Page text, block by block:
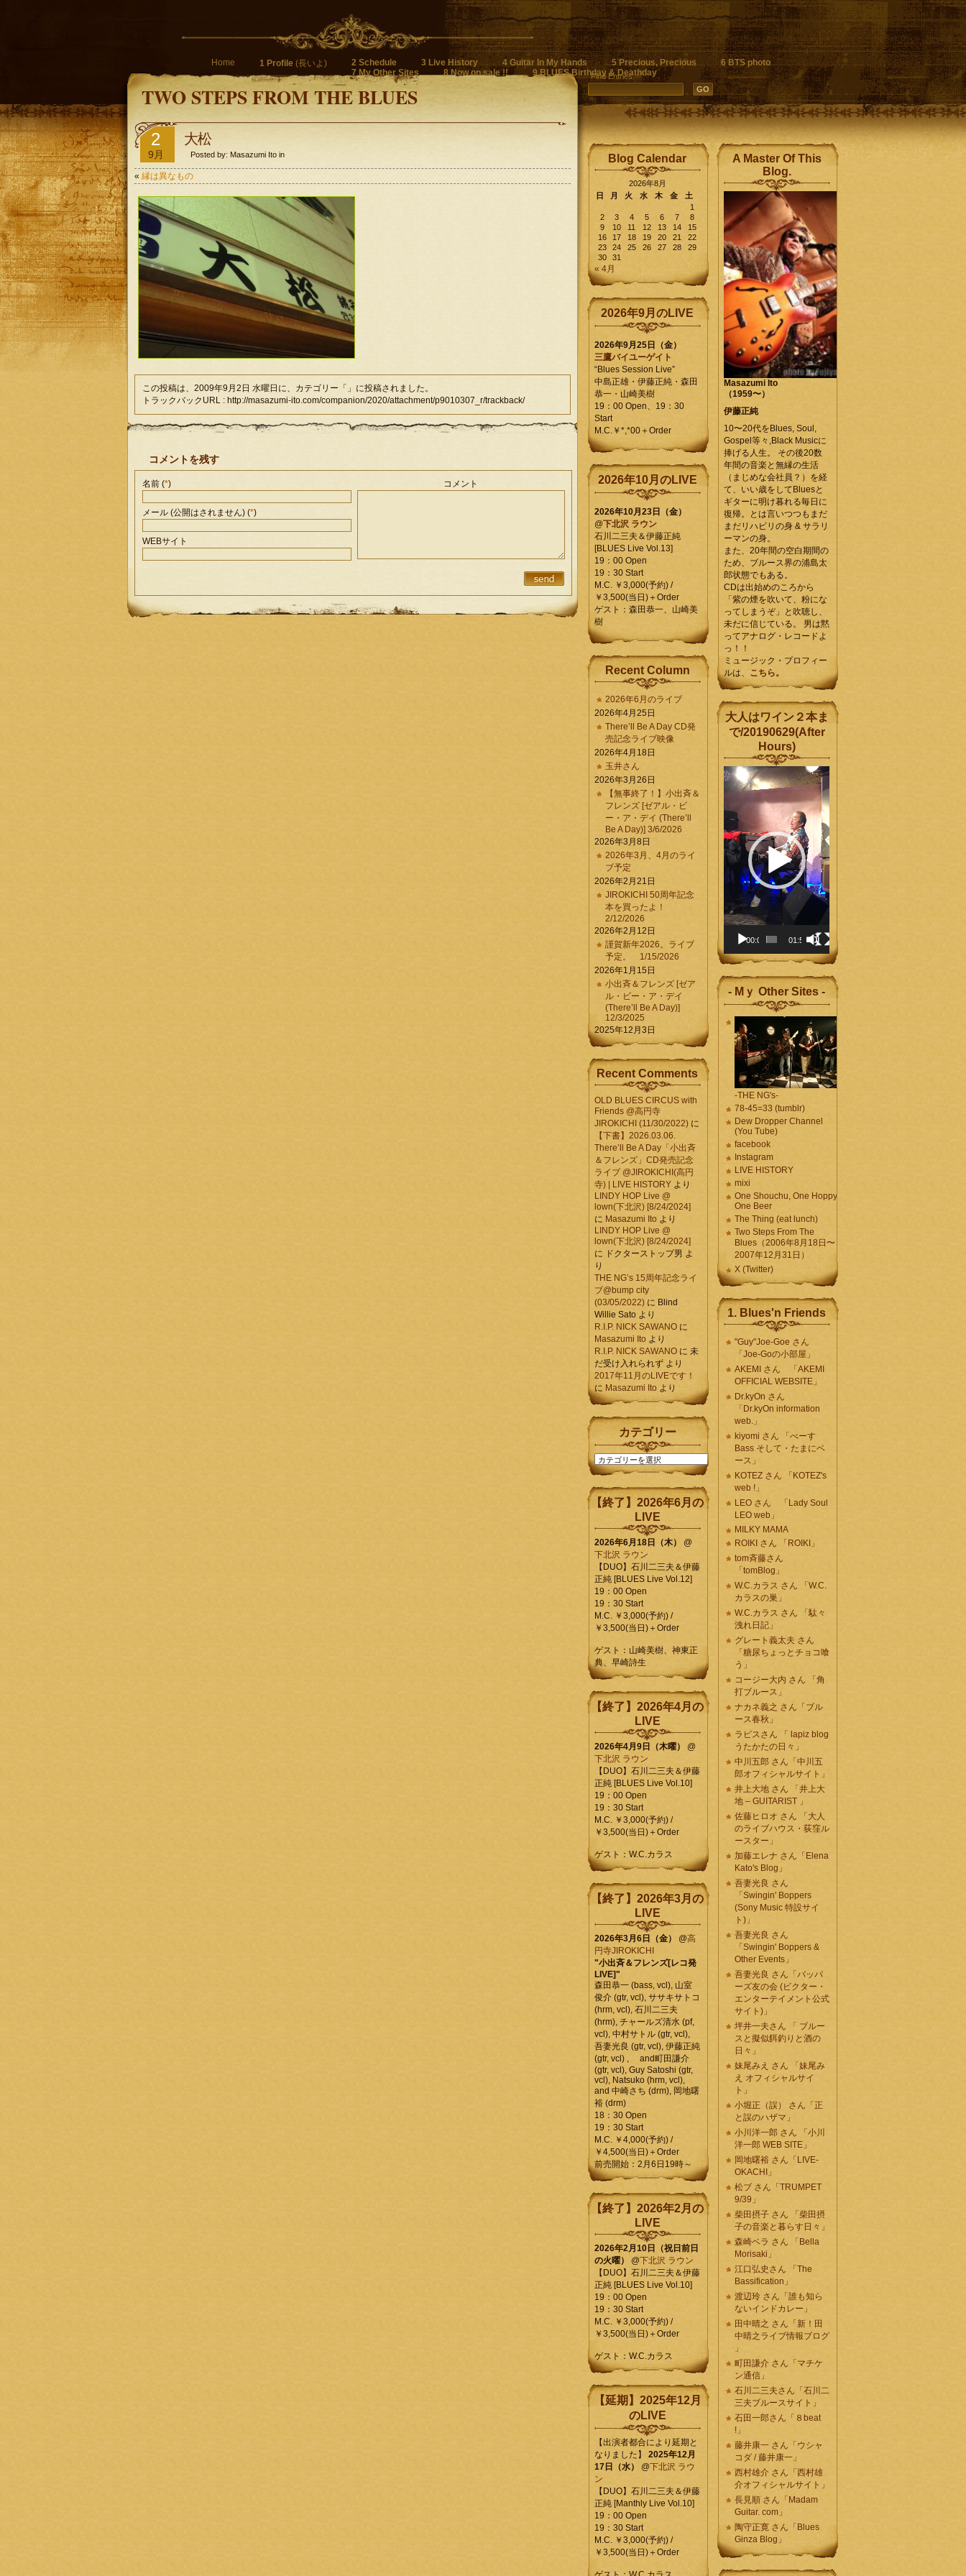
Home 1 Profile (長いよ) 2 Schedule 3 Live History 4 Guitar In My Hands 5 Precious, Precious
6 BTS photo
7 My Other Sites
8 Now on sale !! 9 BLUES Birthday & Deathday
TWO STEPS FROM THE BLUES
Find Entries
2
9月
大松
Posted by: Masazumi Ito in
« 縁は異なもの
この投稿は、2009年9月2日 水曜日に、カテゴリー「」に投稿されました。
トラックバックURL : http://masazumi-ito.com/companion/2020/attachment/p9010307_r/trackback/
コメントを残す
名前 (*)
メール (公開はされません) (*)
WEBサイト
コメント
Blog Calendar
2026年8月
日
月 火 水 木 金
土
1
2
3 4 5 6 7
8
9
10 11 12 13 14
15
16
17 18 19 20 21
22
23
24 25 26 27 28
29
30
31
« 4月
2026年9月のLIVE
2026年9月25日（金）
三鷹バイユーゲイト
“Blues Session Live”
中島正雄・伊藤正純・森田
恭一・山崎美樹
19：00 Open、19：30
Start
M.C.￥*,*00＋Order
2026年10月のLIVE
2026年10月23日（金）
@下北沢 ラウン
石川二三夫＆伊藤正純
[BLUES Live Vol.13]
19：00 Open
19：30 Start
M.C. ￥3,000(予約) /
￥3,500(当日)＋Order
ゲスト：森田恭一、山崎美
樹
Recent Column
2026年6月のライブ
2026年4月25日
There’ll Be A Day CD発
売記念ライブ映像
2026年4月18日
玉井さん
2026年3月26日
【無事終了！】小出斉＆
フレンズ [ゼアル・ビ
ー・ア・デイ (There’ll
Be A Day)] 3/6/2026
2026年3月8日
2026年3月、4月のライ
ブ予定
2026年2月21日
JIROKICHI 50周年記念
本を買ったよ！
2/12/2026
2026年2月12日
謹賀新年2026。ライブ
予定。 1/15/2026
2026年1月15日
小出斉＆フレンズ [ゼア
ル・ビー・ア・デイ
(There’ll Be A Day)]
12/3/2025
2025年12月3日
Recent Comments
OLD BLUES CIRCUS with
Friends @高円寺
JIROKICHI (11/30/2022) に
【下書】2026.03.06.
There’ll Be A Day「小出斉
＆フレンズ」CD発売記念
ライブ @JIROKICHI(高円
寺) | LIVE HISTORY より
LINDY HOP Live @
lown(下北沢) [8/24/2024]
に Masazumi Ito より
LINDY HOP Live @
lown(下北沢) [8/24/2024]
に ドクターストップ男 よ
り
THE NG’s 15周年記念ライ
ブ@bump city
(03/05/2022) に Blind
Willie Sato より
R.I.P. NICK SAWANO に
Masazumi Ito より
R.I.P. NICK SAWANO に 未
だ受け入れられず より
2017年11月のLIVEです！
に Masazumi Ito より
カテゴリー
カ
テ
リ
ー
【終了】2026年6月の
LIVE
2026年6月18日（木）
@
下北沢 ラウン
【DUO】石川二三夫＆伊藤
正純 [BLUES Live Vol.12]
19：00 Open
19：30 Start
M.C. ￥3,000(予約) /
￥3,500(当日)＋Order
ゲスト：山崎美樹、神東正
典、早崎詩生
【終了】2026年4月の
LIVE
2026年4月9日（木曜）
@
下北沢 ラウン
【DUO】石川二三夫＆伊藤
正純 [BLUES Live Vol.10]
19：00 Open
19：30 Start
M.C. ￥3,000(予約) /
￥3,500(当日)＋Order
ゲスト：W.C.カラス
【終了】2026年3月の
LIVE
2026年3月6日（金） @高
円寺JIROKICHI
"小出斉＆フレンズ[レコ発
LIVE]"
森田恭一 (bass, vcl), 山室
俊介 (gtr, vcl), ササキサトコ
(hrm, vcl), 石川二三夫
(hrm), チャールズ清水 (pf,
vcl), 中村サトル (gtr, vcl),
吾妻光良 (gtr, vcl), 伊藤正純
(gtr, vcl) , and町田謙介
(gtr, vcl), Guy Satoshi (gtr,
vcl), Natsuko (hrm, vcl),
and 中崎さち (drm), 岡地曙
裕 (drm)
18：30 Open
19：30 Start
M.C. ￥4,000(予約) /
￥4,500(当日)＋Order
前売開始：2月6日19時～
【終了】2026年2月の
LIVE
2026年2月10日（祝日前日
の火曜）
@下北沢 ラウン
【DUO】石川二三夫＆伊藤
正純 [BLUES Live Vol.10]
19：00 Open
19：30 Start
M.C. ￥3,000(予約) /
￥3,500(当日)＋Order
ゲスト：W.C.カラス
【延期】2025年12月
のLIVE
【出演者都合により延期と
なりました】 2025年12月
17日（水）
@下北沢 ラウ
ン
【DUO】石川二三夫＆伊藤
正純 [Manthly Live Vol.10]
19：00 Open
19：30 Start
M.C. ￥3,000(予約) /
￥3,500(当日)＋Order
A Master Of This
Blog.
Masazumi Ito
（1959〜）
伊藤正純
10〜20代をBlues, Soul,
Gospel等々,Black Musicに
捧げる人生。 その後20数
年間の音楽と無縁の生活
（まじめな会社員？）を経
て、いい歳をしてBluesと
ギターに明け暮れる毎日に
復帰。とは言いつつもまだ
まだリハビリの身 & サラリ
ーマンの身。
また、20年間の空白期間の
ため、ブルース界の浦島太
郎状態でもある。
CDは出始めのころから
「紫の煙を吹いて、粉にな
ってしまうぞ」と吹聴し、
未だに信じている。 男は黙
ってアナログ・レコードよ
っ！！
ミュージック・プロフィー
ルは、 こちら。
大人はワイン２本ま
で/20190629(After
Hours)
動
画
レ
ー
ヤ
ー
00:00 01:58
- Mｙ Other Sites -
-THE NG's-
78-45=33 (tumblr)
Dew Dropper Channel
(You Tube)
facebook
Instagram
LIVE HISTORY
mixi
One Shouchu, One Hoppy.
One Beer
The Thing (eat lunch)
Two Steps From The
Blues（2006年8月18日〜
2007年12月31日）
X (Twitter)
1. Blues'n Friends
"Guy"Joe-Goe さん
「Joe-Goの小部屋」
AKEMI さん 「AKEMI
OFFICIAL WEBSITE」
Dr.kyOn さん
「Dr.kyOn information
web.」
kiyomi さん 「べーす
Bass そして・たまにベ
ース」
KOTEZ さん 「KOTEZ's
web !」
LEO さん 「Lady Soul
LEO web」
MILKY MAMA
ROIKI さん 「ROIKI」
tom斉藤さん
「tomBlog」
W.C.カラス さん 「W.C.
カラスの巣」
W.C.カラス さん 「駄々
洩れ日記」
グレート義太夫 さん
「糖尿ちょっとチョコ喰
う」
コージー大内 さん 「角
打ブルース」
ナカネ義之 さん「ブル
ース春秋」
ラピスさん 「 lapiz blog
うたかたの日々」
中川五郎 さん「中川五
郎オフィシャルサイト」
井上大地 さん 「井上大
地 – GUITARIST 」
佐藤ヒロオ さん 「大人
のライブハウス・荻窪ル
ースター」
加藤エレナ さん「Elena
Kato's Blog」
吾妻光良 さん
「Swingin' Boppers
(Sony Music 特設サイ
ト)」
吾妻光良 さん
「Swingin' Boppers &
Other Events」
吾妻光良 さん「バッパ
ーズ友の会 (ビクター・
エンターテイメント公式
サイト)」
坪井一夫さん 「 ブルー
スと擬似餌釣りと酒の
日々」
妹尾みえ さん 「妹尾み
え オフィシャルサイ
ト」
小堀正（誤） さん「正
と誤のハザマ」
小川洋一郎 さん 「小川
洋一郎 WEB SITE」
岡地曙裕 さん「LIVE-
OKACHI」
松ブ さん「TRUMPET
9/39」
柴田摂子 さん 「柴田摂
子の音楽と暮らす日々」
森崎ベラ さん 「Bella
Morisaki」
江口弘史さん 「The
Bassification」
渡辺玲 さん「誰も知ら
ないインドカレー」
田中晴之 さん「新！田
中晴之ライブ情報ブログ
」
町田謙介 さん「マチケ
ン通信」
石川二三夫さん「石川二
三夫ブルースサイト」
石田一郎さん「８beat
!」
藤井康一 さん「ウシャ
コダ / 藤井康一」
西村雄介 さん「西村雄
介オフィシャルサイト」
長見順 さん「Madam
Guitar. com」
陶守正寛 さん「Blues
Ginza Blog」